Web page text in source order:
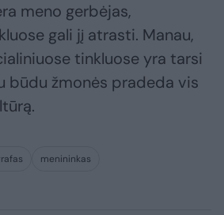
meno gerbėjas,
gali jį atrasti. Manau,
tinkluose yra tarsi
būdu žmonės pradeda vis
menininkas